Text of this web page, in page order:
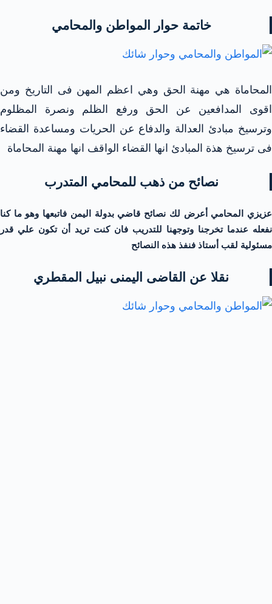
خاتمة حوار المواطن والمحامي
المحاماة هي مهنة الحق وهي اعظم المهن فى التاريخ ومن
اقوى المدافعين عن الحق ورفع الظلم ونصرة المظلوم
وترسيخ مبادئ العدالة والدفاع عن الحريات ومساعدة القضاء
فى ترسيخ هذة المبادئ انها القضاء الواقف انها مهنة المحاماة
نصائح من ذهب للمحامي المتدرب
عزيزي المحامي أعرض لك نصائح قاضي بدولة اليمن فاتبعها وهو ما كنا
نفعله عندما تخرجنا وتوجهنا للتدريب فان كنت تريد أن تكون علي قدر
مسئولية لقب أستاذ فنفذ هذه النصائح
نقلا عن القاضى اليمنى نبيل المقطري